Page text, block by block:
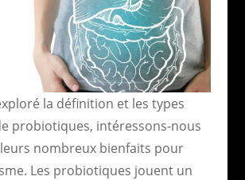
la définition et les types
probiotiques, intéressons-nous
nombreux bienfaits pour
Les probiotiques jouent un